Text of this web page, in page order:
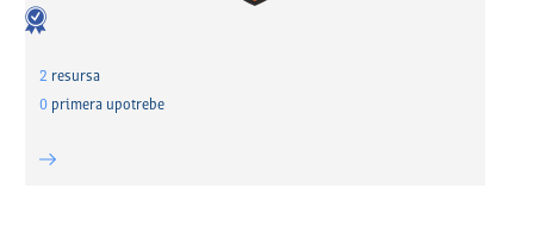
2 resursa
0 primera upotrebe